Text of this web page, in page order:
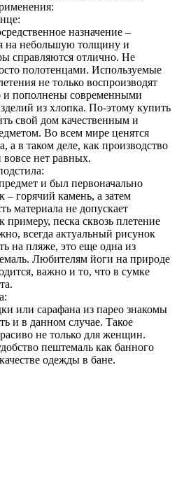
назначение –
на небольшую толщину и
справляются отлично. Не
полотенцами. Используемые
не только воспроизводят
и пополнены современными
из хлопка. По-этому купить
свой дом качественным и
Во всем мире ценятся
а в таком деле, как производство
нет равных.
и был первоначально
– горячий камень, а затем
материала не допускает
песка сквозь плетение
всегда актуальный рисунок
на пляже, это еще одна из
Любителям йоги на природе
важно и то, что в сумке
или сарафана из парео знакомы
и в данном случае. Такое
не только для женщин.
пештемаль как банного
одежды в бане.